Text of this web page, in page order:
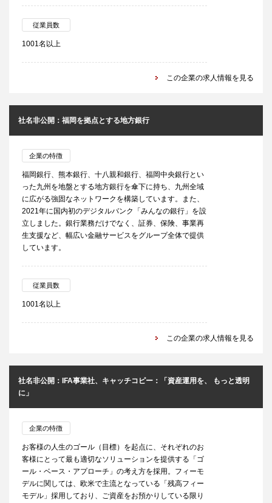
従業員数
1001名以上
この企業の求人情報を見る
社名非公開：福岡を拠点とする地方銀行
企業の特徴
福岡銀行、熊本銀行、十八親和銀行、福岡中央銀行とい
った九州を地盤とする地方銀行を傘下に持ち、九州全域
に広がる強固なネットワークを構築しています。 また、
2021年に国内初のデジタルバンク「みんなの銀行」を設
立しました。 銀行業務だけでなく、証券、保険、事業再
生支援など、幅広い金融サービスをグループ全体で提供
しています。
従業員数
1001名以上
この企業の求人情報を見る
社名非公開：IFA事業社、キャッチコピー：「資産運用を、 もっと透明
に」
企業の特徴
お客様の人生のゴール（目標）を起点に、それぞれのお
客様にとって最も適切なソリューションを提供する「ゴ
ール・ベース・アプローチ」の考え方を採用。フィーモ
デルに関しては、欧米で主流となっている「残高フィー
モデル」採用しており、ご資産をお預かりしている限り